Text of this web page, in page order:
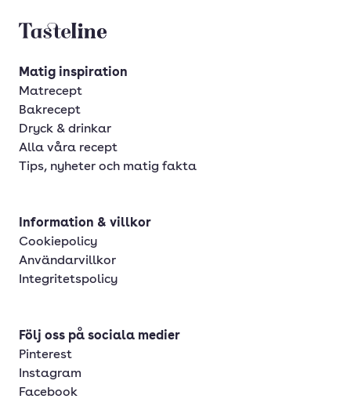
Tasteline startsida
Matig inspiration
Matrecept
Bakrecept
Dryck & drinkar
Alla våra recept
Tips, nyheter och matig fakta
Information & villkor
Cookiepolicy
Användarvillkor
Integritetspolicy
Följ oss på sociala medier
Pinterest
Instagram
Facebook